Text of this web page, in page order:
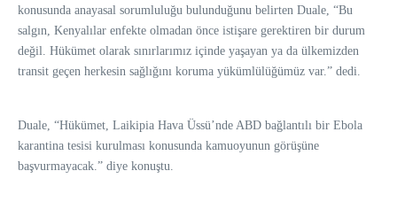
konusunda anayasal sorumluluğu bulunduğunu belirten Duale, “Bu
salgın, Kenyalılar enfekte olmadan önce istişare gerektiren bir durum
değil. Hükümet olarak sınırlarımız içinde yaşayan ya da ülkemizden
transit geçen herkesin sağlığını koruma yükümlülüğümüz var.” dedi.
Duale, “Hükümet, Laikipia Hava Üssü’nde ABD bağlantılı bir Ebola
karantina tesisi kurulması konusunda kamuoyunun görüşüne
başvurmayacak.” diye konuştu.